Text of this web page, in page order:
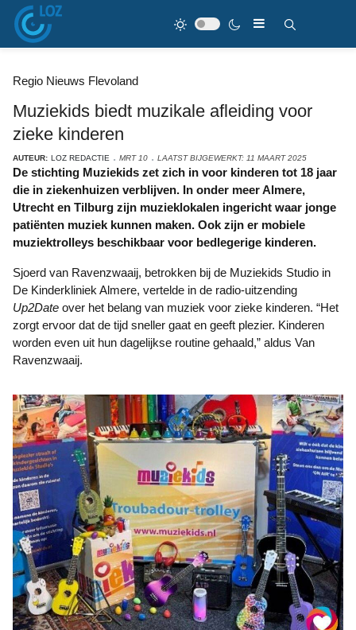
Regio Nieuws Flevoland
Muziekids biedt muzikale afleiding voor
zieke kinderen
AUTEUR: LOZ REDACTIE MRT 10 LAATST BIJGEWERKT: 11 MAART 2025
De stichting Muziekids zet zich in voor kinderen tot 18 jaar
die in ziekenhuizen verblijven. In onder meer Almere,
Utrecht en Tilburg zijn muzieklokalen ingericht waar jonge
patiënten muziek kunnen maken. Ook zijn er mobiele
muziektrolleys beschikbaar voor bedlegerige kinderen.
Sjoerd van Ravenzwaaij, betrokken bij de Muziekids Studio in
De Kinderkliniek Almere, vertelde in de radio-uitzending
Up2Date over het belang van muziek voor zieke kinderen. “Het
zorgt ervoor dat de tijd sneller gaat en geeft plezier. Kinderen
worden even uit hun dagelijkse routine gehaald,” aldus Van
Ravenzwaaij.